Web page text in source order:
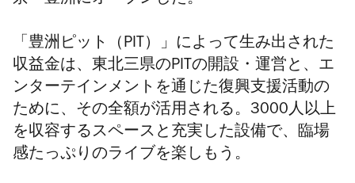
「豊洲ピット（PIT）」によって生み出された
収益金は、東北三県のPITの開設・運営と、エ
ンターテインメントを通じた復興支援活動の
ために、その全額が活用される。3000人以上
を収容するスペースと充実した設備で、臨場
感たっぷりのライブを楽しもう。